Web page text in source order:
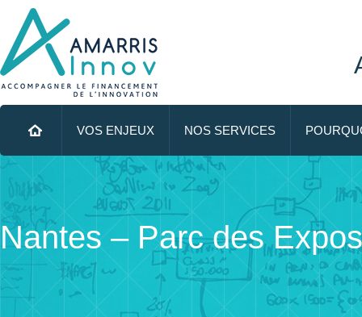
ALLER AU CONTENU PRINCIPAL
VOS ENJEUX NOS SERVICES
Nantes – Parc des